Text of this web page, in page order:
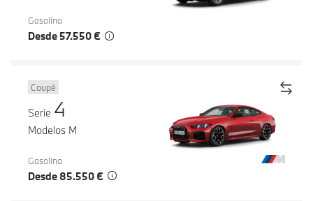
Gasolina
Desde 57.550 €
Coupé
Serie 4
Modelos M
Gasolina
Desde 85.550 €